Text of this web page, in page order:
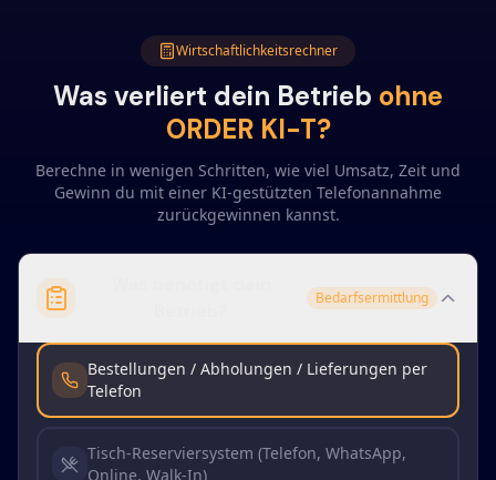
Wirtschaftlichkeitsrechner
Was verliert dein Betrieb ohne
ORDER KI-T?
Berechne in wenigen Schritten, wie viel Umsatz, Zeit und
Gewinn du mit einer KI-gestützten Telefonannahme
zurückgewinnen kannst.
Bedarfsermittlung
Bestellungen / Abholungen / Lieferungen per
Telefon
Tisch-Reserviersystem (Telefon, WhatsApp,
Online, Walk-In)